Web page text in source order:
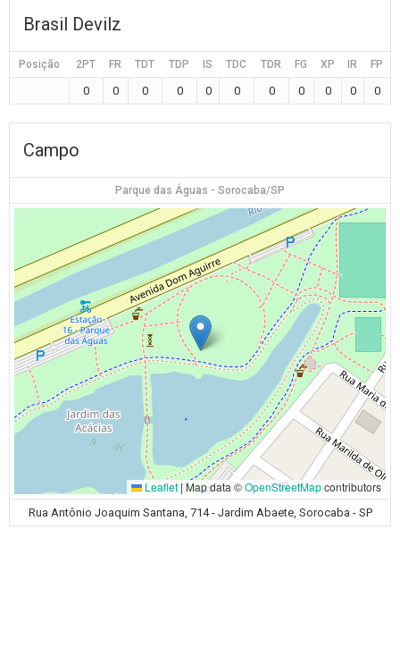
Brasil Devilz
Posição 2PT FR TDT TDP IS TDC TDR FG XP IR FP
0 0 0 0 0 0 0 0 0 0 0
Campo
Parque das Águas - Sorocaba/SP
Leaflet|Map data ©OpenStreetMapcontributors
Rua Antônio Joaquim Santana, 714 - Jardim Abaete, Sorocaba - SP